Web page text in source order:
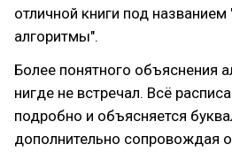
отличной книги под названием
алгоритмы".
Более понятного объяснения
нигде не встречал. Всё
подробно и объясняется
дополнительно сопровождая